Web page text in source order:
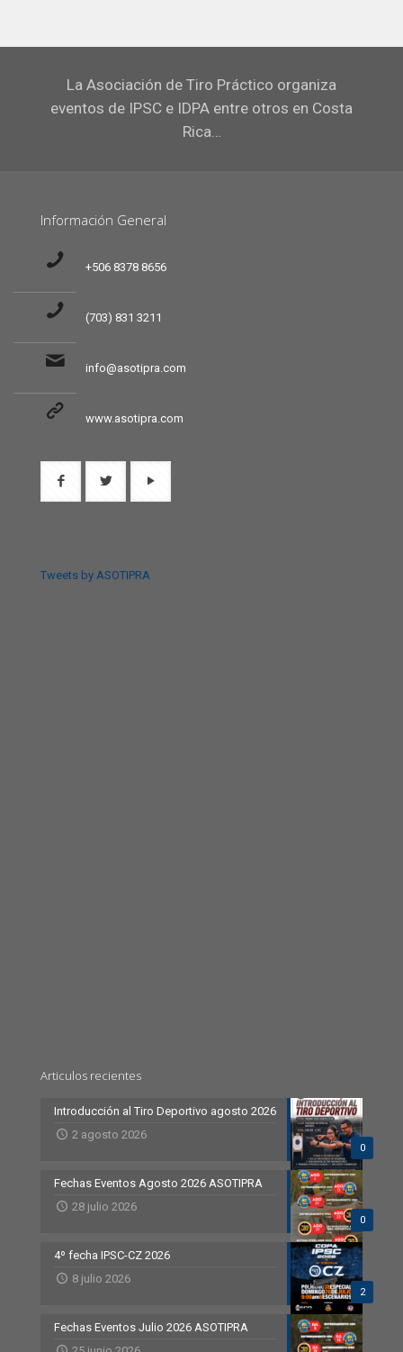
La Asociación de Tiro Práctico organiza
eventos de IPSC e IDPA entre otros en Costa
Rica…
Información General
+506 8378 8656
(703) 831 3211
info@asotipra.com
www.asotipra.com
Tweets by ASOTIPRA
Articulos recientes
0
Introducción al Tiro Deportivo agosto 2026
2 agosto 2026
0
Fechas Eventos Agosto 2026 ASOTIPRA
28 julio 2026
2
4º fecha IPSC-CZ 2026
8 julio 2026
Fechas Eventos Julio 2026 ASOTIPRA